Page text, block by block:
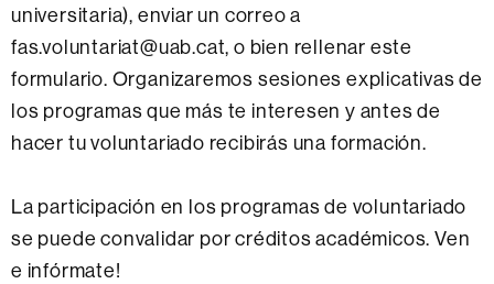
universitaria), enviar un correo a
fas.voluntariat@uab.cat, o bien rellenar este
formulario. Organizaremos sesiones explicativas de
los programas que más te interesen y antes de
hacer tu voluntariado recibirás una formación.
La participación en los programas de voluntariado
se puede convalidar por créditos académicos. Ven
e infórmate!